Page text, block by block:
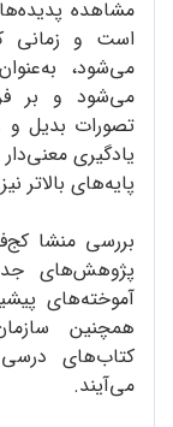
مشاهده
است و زمانی
می‌شود،
می‌شود و بر
تصورات بدیل و
یادگیری
پایه‌های بالاتر
بررسی منشا
پژوهش‌های
آموخته‌های
همچنین
کتاب‌های
می‌آیند.